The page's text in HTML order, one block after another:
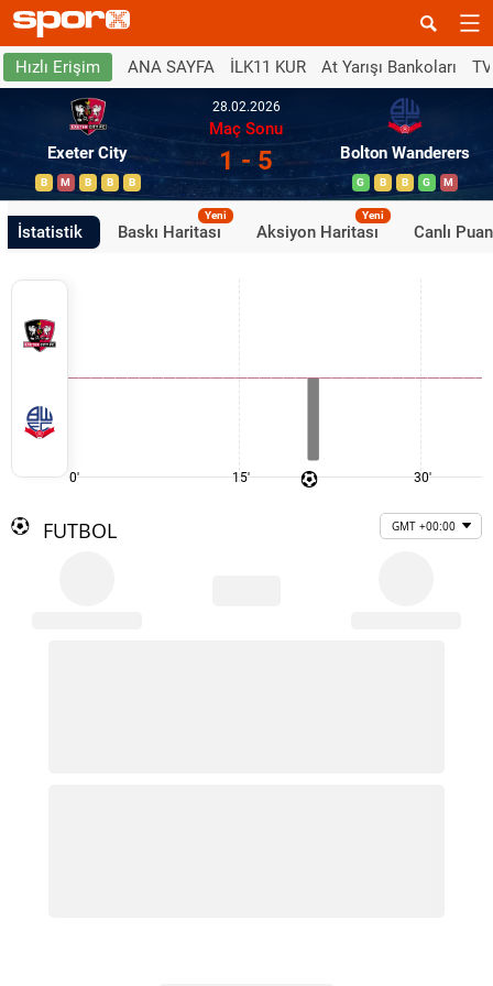
Hızlı Erişim ANA SAYFA İLK11 KUR At Yarışı Bankoları
Exeter City
B M B B B
28.02.2026
Maç Sonu
1 - 5 Bolton Wanderers
G B B G M
İstatistik Baskı Haritası
Yeni
Aksiyon Haritası
Yeni
Canlı
0' 15' 30'
FUTBOL GMT +00:00